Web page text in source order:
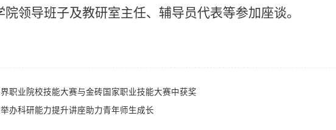
院领导班子及教研室主任、辅导员代表等参加座谈。
职业院校技能大赛与金砖国家职业技能大赛中获奖
办科研能力提升讲座助力青年师生成长